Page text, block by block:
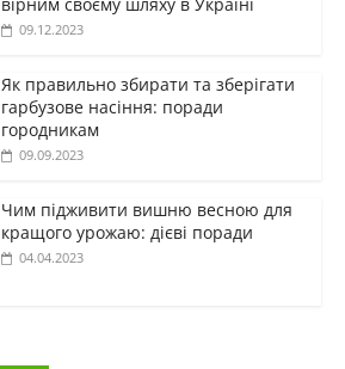
09.12.2023
Як правильно збирати та зберігати
гарбузове насіння: поради
городникам
09.09.2023
Чим підживити вишню весною для
кращого урожаю: дієві поради
04.04.2023